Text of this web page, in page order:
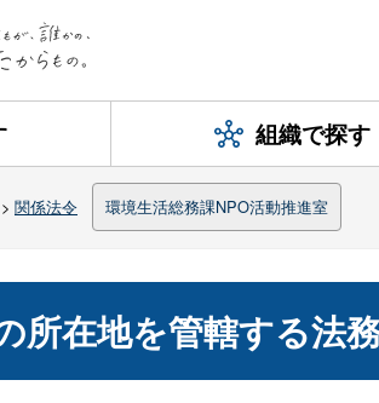
組織で探す
> 関係法令 環境生活総務課NPO活動推進室
所在地を管轄する法